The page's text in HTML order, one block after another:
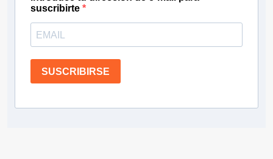
suscribirte
SUSCRIBIRSE